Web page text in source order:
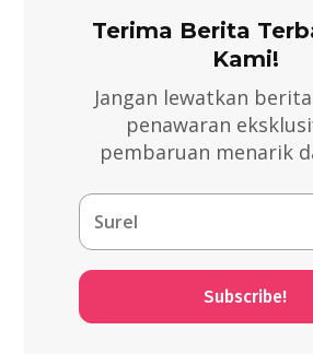
Terima Berita
Kami!
Jangan lewatkan
penawaran
pembaruan menarik
Subscribe!